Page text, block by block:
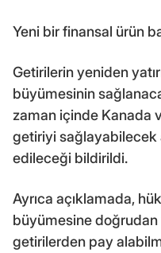
Yeni bir finansal ürün
Getirilerin yeniden
büyümesinin
zaman içinde Kanada
getiriyi sağlayabilecek
edileceği bildirildi.
Ayrıca açıklamada,
büyümesine doğrudan
getirilerden pay